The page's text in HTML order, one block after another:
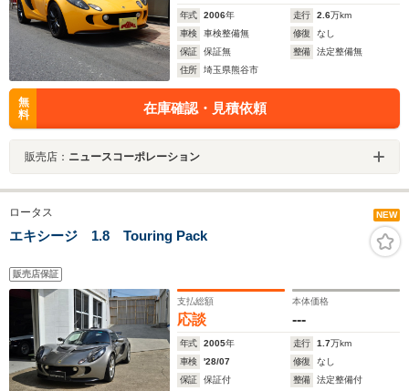
年式 2006年 走行 2.6万km
車検
車検整備無 修復
なし
保証
保証無 整備
法定整備無
住所
埼玉県熊谷市
無
料
在庫確認・見積依頼
販売店： ニュースコーポレーション
ロータス NEW
エキシージ 1.8 Touring Pack
販売店保証
支払総額
応談
本体価格
---
年式 2005年 走行 1.7万km
車検
'28/07 修復
なし
保証
保証付 整備
法定整備付